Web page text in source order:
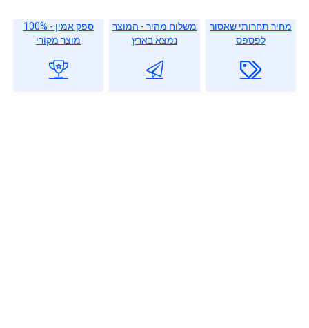
מחיר תחרותי שאסור
לפספס
משלוח מהיר - המוצר
נמצא בארץ
ספק אמין - 100%
מוצר מקורי